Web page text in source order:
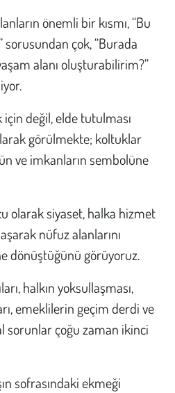
önemli bir kısmı, “Bu
çok, “Burada
alanı oluşturabilirim?”
değil, elde tutulması
görülmekte; koltuklar
ve imkanların sembolüne
olarak siyaset, halka hizmet
nüfuz alanlarını
dönüştüğünü görüyoruz.
halkın yoksullaşması,
emeklilerin geçim derdi ve
sorunlar çoğu zaman ikinci
sofrasındaki ekmeği